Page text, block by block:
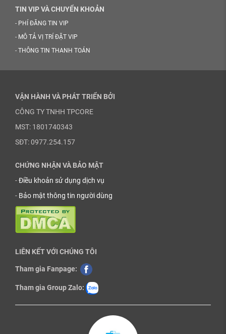
TIN VIP VÀ CHUYỂN KHOẢN
- PHÍ ĐĂNG TIN VIP
- MÔ TẢ VỊ TRÍ ĐẶT VIP
- THÔNG TIN THANH TOÁN
VẬN HÀNH VÀ PHÁT TRIỂN BỞI
CÔNG TY TNHH TPCORE
MST: 1801740343
SĐT: 0977.254.157
CHỨNG NHẬN VÀ BẢO MẬT
-Điều khoản sử dụng dịch vụ
- Bảo mật thông tin người dùng
LIÊN KẾT VỚI CHÚNG TÔI
Tham gia Fanpage:
Tham gia Group Zalo: